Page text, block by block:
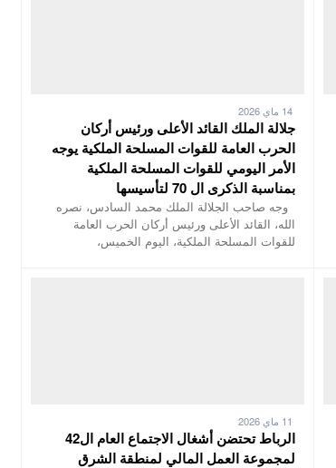
جلالة الملك القائد الأعلى ورئيس أركان
الحرب العامة للقوات المسلحة الملكية يوجه
الأمر اليومي للقوات المسلحة الملكية
بمناسبة الذكرى ال 70 لتأسيسها
وجه صاحب الجلالة الملك محمد السادس، نصره
الله، القائد الأعلى ورئيس أركان الحرب العامة
للقوات المسلحة الملكية، اليوم الخميس،
الرباط تحتضن أشغال الاجتماع العام ال42
لمجموعة العمل المالي لمنطقة الشرق